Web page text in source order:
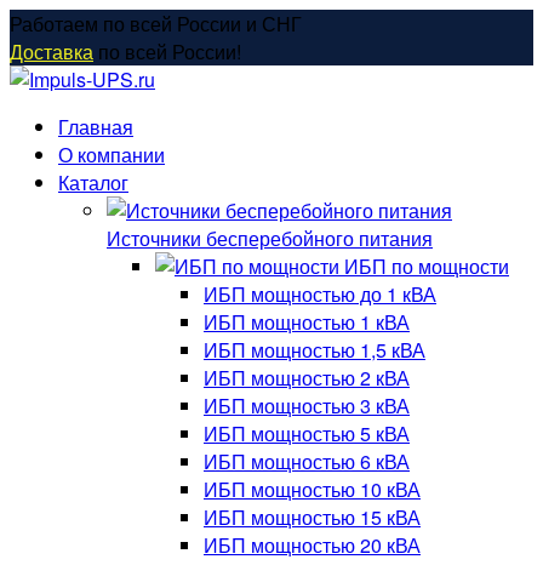
Перейти
к
содержанию
Работаем по всей России и СНГ
Доставка по всей России!
Главная
О компании
Каталог
Источники бесперебойного питания
ИБП по мощности
ИБП мощностью до 1 кВА
ИБП мощностью 1 кВА
ИБП мощностью 1,5 кВА
ИБП мощностью 2 кВА
ИБП мощностью 3 кВА
ИБП мощностью 5 кВА
ИБП мощностью 6 кВА
ИБП мощностью 10 кВА
ИБП мощностью 15 кВА
ИБП мощностью 20 кВА